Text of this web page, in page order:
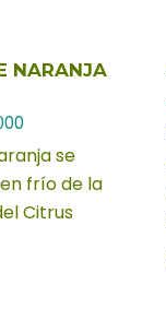
NARANJA
se
frío de la
Citrus